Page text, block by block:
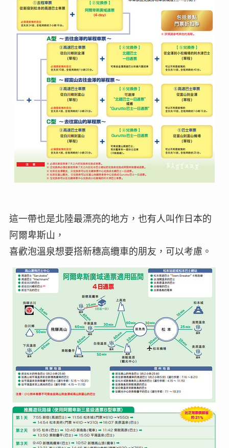
這一帶也是北陸最漂亮的地方，也有人叫作日本的
阿爾卑斯山，
喜歡泡溫泉想要搭新穗高纜車的朋友，可以考慮。